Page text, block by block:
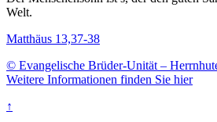
Welt.
Matthäus 13,37-38
© Evangelische Brüder-Unität –
Weitere Informationen finden Sie hier
↑